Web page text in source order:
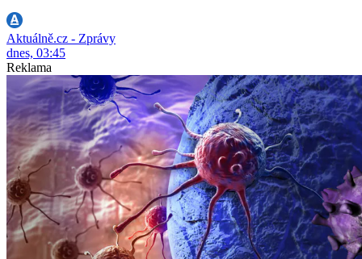
Aktuálně.cz - Zprávy
dnes, 03:45
Reklama